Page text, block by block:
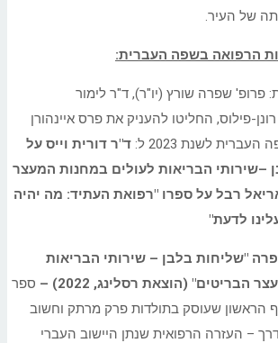
של העיר.
הרפואה בשפה העברית:
פרופ' שפרה שורץ (יו"ר), ד"ר לימור
פילוס, החליטו להעניק את פרס איינהורן
לשנת 2023 ל:
ד"ר דורית וייס על
–שירותי הבריאות לעולים במחנות המעצר
רבל על ספרו "רפואת העתיד: מה יהיה
לדעת"
"שליחות בלבן – שירותי הבריאות
(הוצאת רסלינג, 2022) –
ספר
הראשון שעוסק בתולדות פרק מרתק וחשוב
– העזרה הרפואית שנתן היישוב העברי